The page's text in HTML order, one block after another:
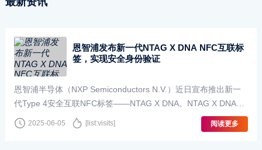
恩智浦发布新一代NTAG X DNA NFC互联标
签，实现安全身份验证
恩智浦半导体（NXP Semiconductors N.V.）近日宣布推出新一
代Type 4安全互联NFC标签——NTAG X DNA。NTAG X DNA利
用16KB的大容量存储、高速数据传输以及安全唯一NFC（SUN）
···
2025-06-05 [list:visits] 阅读更多